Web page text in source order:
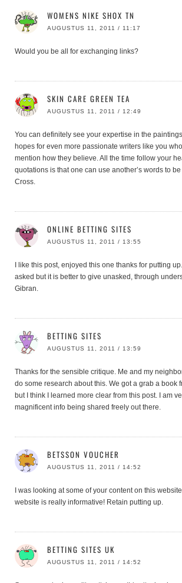
WOMENS NIKE SHOX TN
AUGUSTUS 11, 2011 / 11:17
Would you be all for exchanging links?
SKIN CARE GREEN TEA
AUGUSTUS 11, 2011 / 12:49
You can definitely see your expertise in the
hopes for even more passionate writers like you
mention how they believe. All the time follow your
quotations is that one can use another’s words to
Cross.
ONLINE BETTING SITES
AUGUSTUS 11, 2011 / 13:55
I like this post, enjoyed this one thanks for putting
asked but it is better to give unasked, through
Gibran.
BETTING SITES
AUGUSTUS 11, 2011 / 13:59
Thanks for the sensible critique. Me and my
do some research about this. We got a grab a book
but I think I learned more clear from this post. I am
magnificent info being shared freely out there.
BETSSON VOUCHER
AUGUSTUS 11, 2011 / 14:52
I was looking at some of your content on this
website is really informative! Retain putting up.
BETTING SITES UK
AUGUSTUS 11, 2011 / 14:52